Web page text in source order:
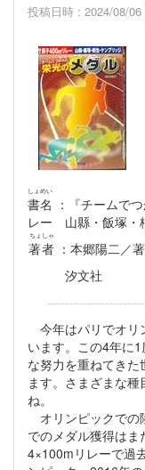
投稿日時 : 2024/08/06
書名
しょめい
：『チームで
レー 山縣・飯塚・
著者
ちょしゃ
：本郷陽二／著
汐文社
今年はパリでオリ
います。この4年に
な努力を重ねてきた
ます。さまざまな
ね。
オリンピックでの
でのメダル獲得は
4×100mリレーで過